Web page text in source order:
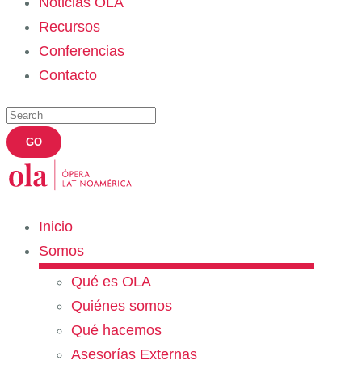
Recursos
Conferencias
Contacto
Inicio
Somos
Qué es OLA
Quiénes somos
Qué hacemos
Asesorías Externas